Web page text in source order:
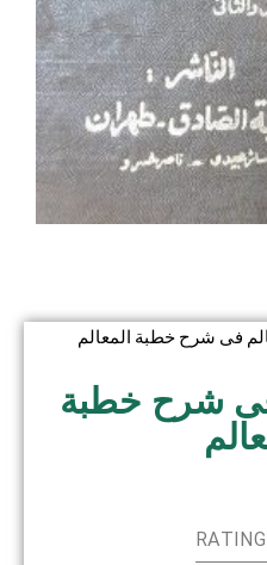
فی شرح خطبة المعالم
فی شرح خطبة